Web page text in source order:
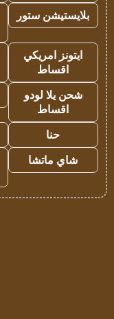
بلايستيشن ستور
ايتونز امريكي
اقساط
شحن يلا لودو
اقساط
حنا
شاي ماتشا